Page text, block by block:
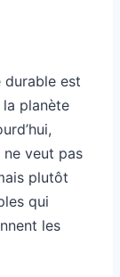
durable est
planète
veut pas
plutôt
qui
les